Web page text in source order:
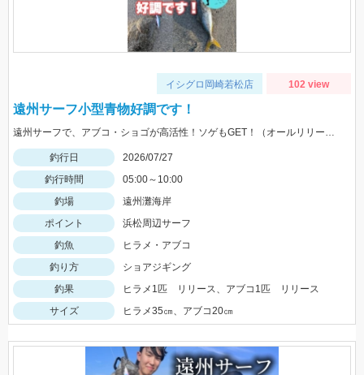
イシグロ岡崎若松店 102 view
遠州サーフ小型青物好調です！
遠州サーフで、アブコ・ショゴが高活性！ソゲもGET！（オールリリースさせて頂きました）ヒットルアーは、ジーク Ｆサーディン20ｇ 20ｇのサイズ感が良かったです！
釣行日
2026/07/27
釣行時間
05:00～10:00
釣場
遠州灘海岸
ポイント
浜松周辺サーフ
釣魚
ヒラメ・アブコ
釣り方
ショアジギング
釣果
ヒラメ1匹 リリース、アブコ1匹 リリース
サイズ
ヒラメ35㎝、アブコ20㎝